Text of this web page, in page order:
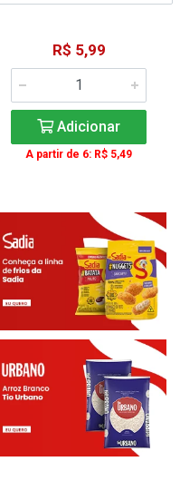
R$ 5,99
Adicionar
A partir de 6: R$ 5,49